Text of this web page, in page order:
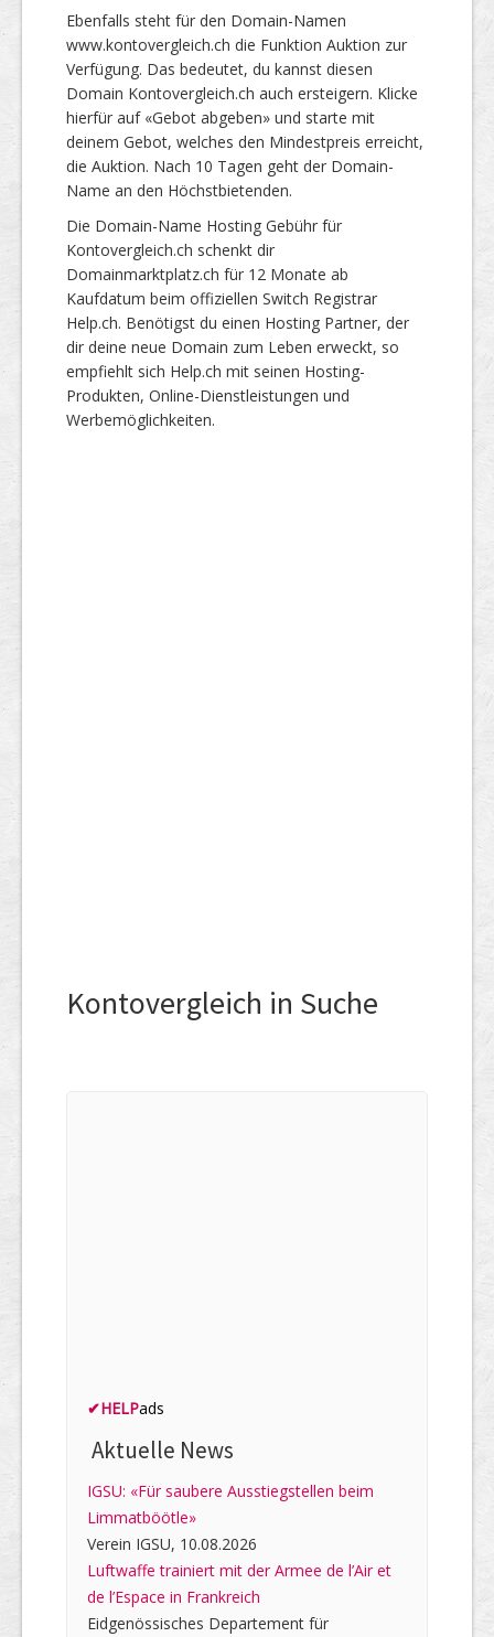
Ebenfalls steht für den Domain-Namen
www.kontovergleich.ch die Funktion Auktion zur
Verfügung. Das bedeutet, du kannst diesen
Domain Kontovergleich.ch auch ersteigern. Klicke
hierfür auf «Gebot abgeben» und starte mit
deinem Gebot, welches den Mindestpreis erreicht,
die Auktion. Nach 10 Tagen geht der Domain-
Name an den Höchstbietenden.
Die Domain-Name Hosting Gebühr für
Kontovergleich.ch schenkt dir
Domainmarktplatz.ch für 12 Monate ab
Kaufdatum beim offiziellen Switch Registrar
Help.ch. Benötigst du einen Hosting Partner, der
dir deine neue Domain zum Leben erweckt, so
empfiehlt sich Help.ch mit seinen Hosting-
Produkten, Online-Dienstleistungen und
Werbemöglichkeiten.
Kontovergleich in Suche
✔HELPads
Aktuelle News
IGSU: «Für saubere Ausstiegstellen beim
Limmatböötle»
Verein IGSU, 10.08.2026
Luftwaffe trainiert mit der Armee de l’Air et
de l’Espace in Frankreich
Eidgenössisches Departement für